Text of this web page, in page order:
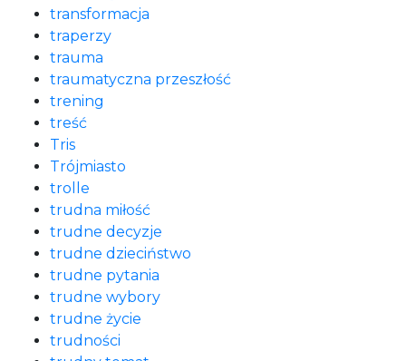
transformacja
traperzy
trauma
traumatyczna przeszłość
trening
treść
Tris
Trójmiasto
trolle
trudna miłość
trudne decyzje
trudne dzieciństwo
trudne pytania
trudne wybory
trudne życie
trudności